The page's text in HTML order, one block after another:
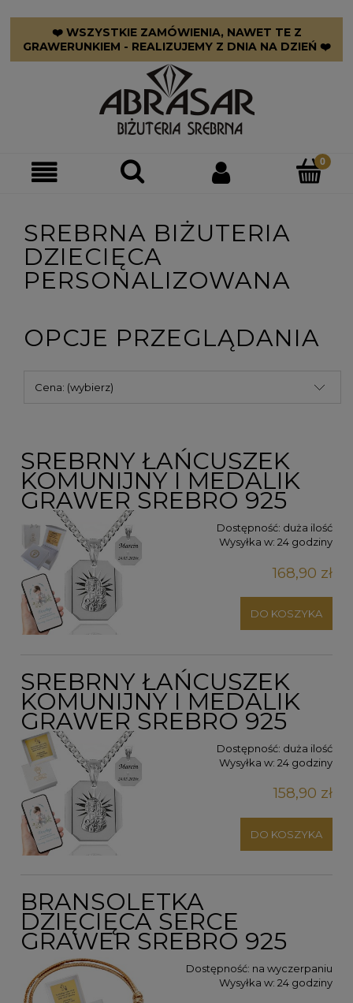
❤️ WSZYSTKIE ZAMÓWIENIA, NAWET TE Z
GRAWERUNKIEM - REALIZUJEMY Z DNIA NA DZIEŃ ❤️
SREBRNA BIŻUTERIA
DZIECIĘCA
PERSONALIZOWANA
OPCJE PRZEGLĄDANIA
Cena: (wybierz)
SREBRNY ŁAŃCUSZEK
KOMUNIJNY I MEDALIK
GRAWER SREBRO 925
Dostępność: duża ilość
Wysyłka w: 24 godziny
168,90 zł
DO KOSZYKA
SREBRNY ŁAŃCUSZEK
KOMUNIJNY I MEDALIK
GRAWER SREBRO 925
Dostępność: duża ilość
Wysyłka w: 24 godziny
158,90 zł
DO KOSZYKA
BRANSOLETKA
DZIĘCIĘCA SERCE
GRAWER SREBRO 925
Dostępność: na wyczerpaniu
Wysyłka w: 24 godziny